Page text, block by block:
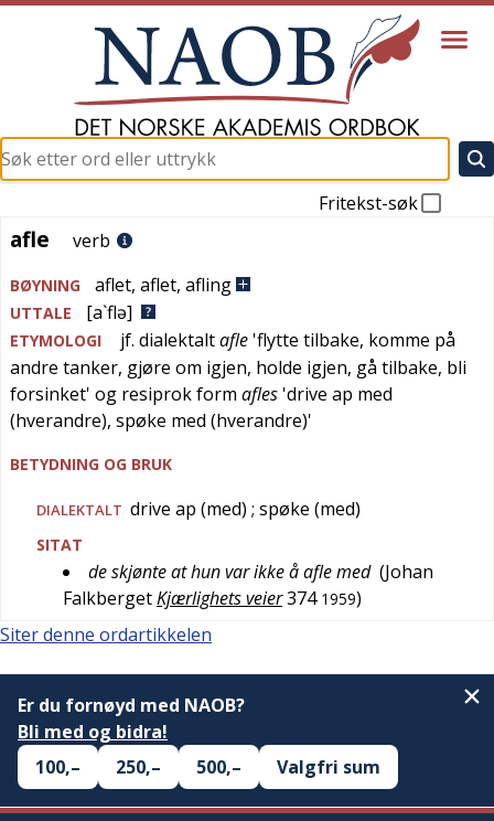
Fritekst-søk
afle
afle verb
BØYNING aflet, aflet, afling
UTTALE [a`flə]
ETYMOLOGI jf. dialektaltafle 'flytte tilbake, komme på
andre tanker, gjøre om igjen, holde igjen, gå tilbake, bli
forsinket' og resiprok form afles 'drive ap med
(hverandre), spøke med (hverandre)'
BETYDNING OG BRUK
DIALEKTALT drive ap (med) ; spøke (med)
SITAT
de skjønte at hun var ikke å afle med (Johan
FalkbergetKjærlighets veier374 1959)
Siter denne ordartikkelen
Er du fornøyd med NAOB?
Bli med og bidra!
100,–
250,– 500,– Valgfri sum